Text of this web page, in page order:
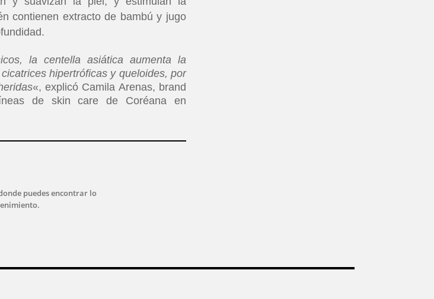
contienen extracto de bambú y jugo
la centella asiática aumenta la
hipertróficas y queloides, por
«, explicó Camila Arenas, brand
de skin care de Coréana en
puedes encontrar lo